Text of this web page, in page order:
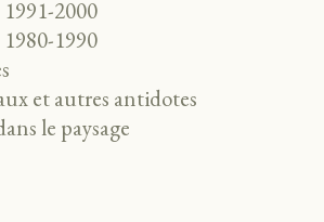
2000
1990
et autres antidotes
le paysage